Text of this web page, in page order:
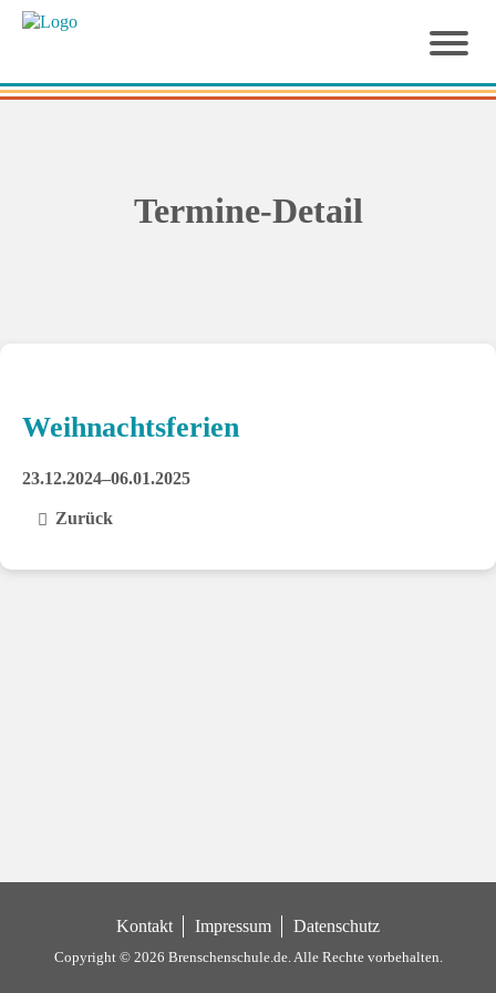
Termine-Detail
Weihnachtsferien
23.12.2024–06.01.2025
Zurück
Copyright © 2026 Brenschenschule.de.Alle Rechte vorbehalten.
Kontakt Impressum Datenschutz